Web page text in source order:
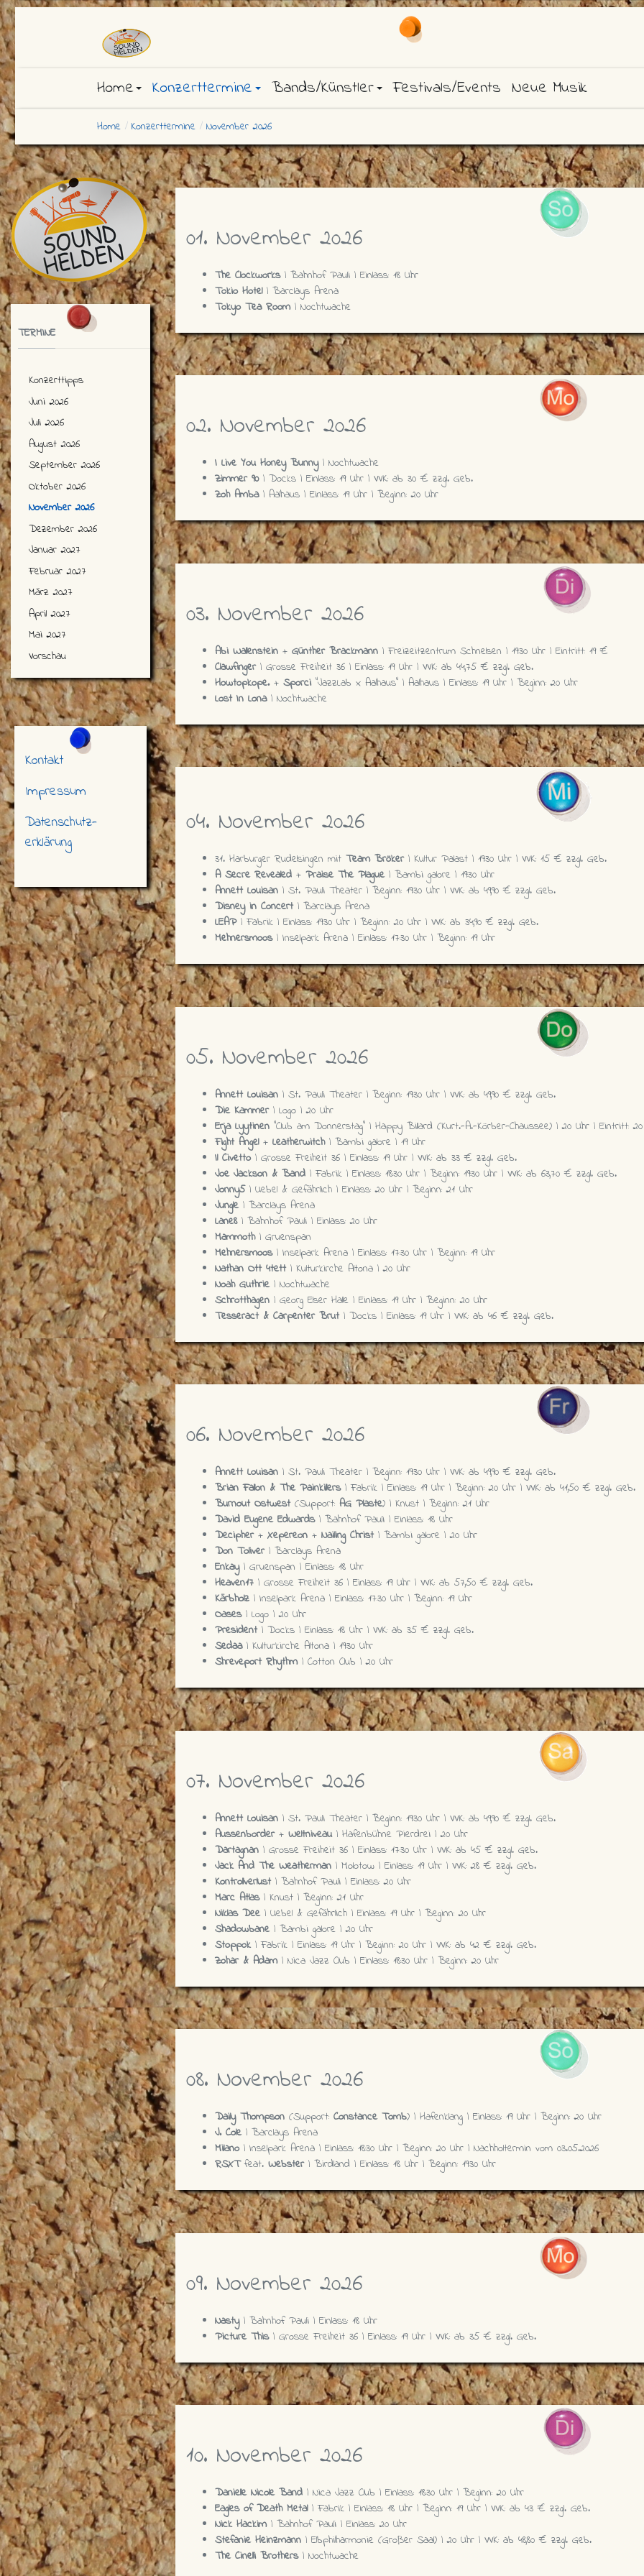
Home Konzerttermine Bands/Künstler Festivals/Events Neue Musik
Home Konzerttermine November 2026
01. November 2026
The Clockworks| Bahnhof Pauli | Einlass: 18 Uhr
Tokio Hotel| Barclays Arena
Tokyo Tea Room| Nochtwache
02. November 2026
I Live You Honey Bunny| Nochtwache
Zimmer 90| Docks | Einlass: 19 Uhr | VVK: ab 30 € zzgl. Geb.
Zoh Amba | Aalhaus | Einlass: 19 Uhr | Beginn: 20 Uhr
03. November 2026
Abi Wallenstein + Günther Brackmann | Freizeitzentrum Schnelsen | 19:30 Uhr | Eintritt: 19 €
Clawfinger| Grosse Freiheit 36 | Einlass: 19 Uhr | VVK: ab 44,75 € zzgl. Geb.
Howtopkope.+ Sporci“JazzLab x Aalhaus” | Aalhaus | Einlass: 19 Uhr | Beginn: 20 Uhr
Lost In Lona| Nochtwache
04. November 2026
31. Harburger Rudelsingen mit Team Bröker| Kultur Palast | 19:30 Uhr | VVK: 15 € zzgl. Geb.
A Secre Revealed + Praise The Plague| Bambi galore | 19:30 Uhr
Annett Louisan | St. Pauli Theater | Beginn: 19:30 Uhr | VVK: ab 49,90 € zzgl. Geb.
Disney in Concert| Barclays Arena
LEAP| Fabrik | Einlass: 19:30 Uhr | Beginn: 20 Uhr | VVK: ab 34,90 € zzgl. Geb.
Mehnersmoos| Inselpark Arena | Einlass: 17:30 Uhr | Beginn: 19 Uhr
05. November 2026
Annett Louisan | St. Pauli Theater | Beginn: 19:30 Uhr | VVK: ab 49,90 € zzgl. Geb.
Die Kammer| Logo | 20 Uhr
Erja Lyytinen "Club am Donnerstag" | Happy Billard (Kurt.-A.-Körber-Chaussee) | 20 Uhr | Eintritt:
Fight Angel + Leatherwitch| Bambi galore | 19 Uhr
Il Civetto| Grosse Freiheit 36 | Einlass: 19 Uhr | VVK: ab 33 € zzgl. Geb.
Joe Jackson & Band | Fabrik | Einlass: 18:30 Uhr | Beginn: 19:30 Uhr | VVK: ab 63,70 € zzgl. Geb.
Jonny5| Uebel & Gefährlich | Einlass: 20 Uhr | Beginn: 21 Uhr
Jungle| Barclays Arena
Lane8| Bahnhof Pauli | Einlass: 20 Uhr
Mammoth| Gruenspan
Mehnersmoos| Inselpark Arena | Einlass: 17:30 Uhr | Beginn: 19 Uhr
Nathan Ott 4tett| Kulturkirche Altona | 20 Uhr
Noah Guthrie| Nochtwache
Schrotthagen | Georg Elser Halle | Einlass: 19 Uhr | Beginn: 20 Uhr
Tesseract & Carpenter Brut | Docks | Einlass: 19 Uhr | VVK: ab 46 € zzgl. Geb.
06. November 2026
Annett Louisan | St. Pauli Theater | Beginn: 19:30 Uhr | VVK: ab 49,90 € zzgl. Geb.
Brian Fallon & The Painkillers| Fabrik | Einlass: 19 Uhr | Beginn: 20 Uhr | VVK: ab 41,50 € zzgl. Geb.
Burnout Ostwest(Support: AG Plaste) | Knust | Beginn: 21 Uhr
David Eugene Edwards| Bahnhof Pauli | Einlass: 18 Uhr
Decipher+ Xepereon + Nailing Christ| Bambi galore | 20 Uhr
Don Toliver | Barclays Arena
Enkay| Gruenspan | Einlass: 18 Uhr
Heaven17 | Grosse Freiheit 36 | Einlass: 19 Uhr | VVK: ab 57,50 € zzgl. Geb.
Kärbholz | Inselpark Arena | Einlass: 17:30 Uhr | Beginn: 19 Uhr
Oases| Logo | 20 Uhr
President| Docks | Einlass: 18 Uhr | VVK: ab 35 € zzgl. Geb.
Sedaa| Kulturkirche Altona | 19:30 Uhr
Shreveport Rhythm | Cotton Club | 20 Uhr
07. November 2026
Annett Louisan | St. Pauli Theater | Beginn: 19:30 Uhr | VVK: ab 49,90 € zzgl. Geb.
Aussenborder+ Weltniveau| Hafenbühne Pierdrei | 20 Uhr
Dartagnan | Grosse Freiheit 36 | Einlass: 17:30 Uhr | VVK: ab 45 € zzgl. Geb.
Jack And The Weatherman | Molotow | Einlass: 19 Uhr | VVK: 28 € zzgl. Geb.
Kontrollverlust| Bahnhof Pauli | Einlass: 20 Uhr
Marc Atlas| Knust | Beginn: 21 Uhr
Niklas Dee| Uebel & Gefährlich | Einlass: 19 Uhr | Beginn: 20 Uhr
Shadowbane| Bambi galore | 20 Uhr
Stoppok| Fabrik | Einlass: 19 Uhr | Beginn: 20 Uhr | VVK: ab 42 € zzgl. Geb.
Zohar & Adam| Nica Jazz Club | Einlass: 18:30 Uhr | Beginn: 20 Uhr
08. November 2026
Daily Thompson (Support: Constance Tomb) | Hafenklang | Einlass: 19 Uhr | Beginn: 20 Uhr
J. Cole| Barclays Arena
Milano| Inselpark Arena | Einlass: 18:30 Uhr | Beginn: 20 Uhr | Nachholtermin vom 03.05.2026
RSXTfeat. Webster| Birdland | Einlass: 18 Uhr | Beginn: 19:30 Uhr
09. November 2026
Nasty| Bahnhof Pauli | Einlass: 18 Uhr
Picture This| Grosse Freiheit 36 | Einlass: 19 Uhr | VVK: ab 35 € zzgl. Geb.
10. November 2026
Danielle Nicole Band | Nica Jazz Club | Einlass: 18:30 Uhr | Beginn: 20 Uhr
Eagles of Death Metal | Fabrik | Einlass: 18 Uhr | Beginn: 19 Uhr | VVK: ab 43 € zzgl. Geb.
Nick Hackim | Bahnhof Pauli | Einlass: 20 Uhr
Stefanie Heinzmann | Elbphilharmonie (Großer Saal) | 20 Uhr | VVK: ab 48,80 € zzgl. Geb.
The Cinelli Brothers| Nochtwache
TERMINE
Konzerttipps
Juni 2026
Juli 2026
August 2026
September 2026
Oktober 2026
November 2026
Dezember 2026
Januar 2027
Februar 2027
März 2027
April 2027
Mai 2027
Vorschau
Kontakt
Impressum
Datenschutz-
erklärung